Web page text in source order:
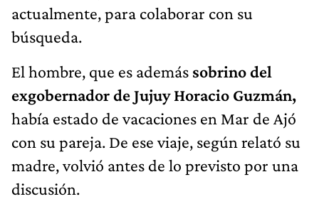
actualmente, para colaborar con su
búsqueda.
El hombre, que es además sobrino del
exgobernador de Jujuy Horacio Guzmán,
había estado de vacaciones en Mar de Ajó
con su pareja. De ese viaje, según relató su
madre, volvió antes de lo previsto por una
discusión.